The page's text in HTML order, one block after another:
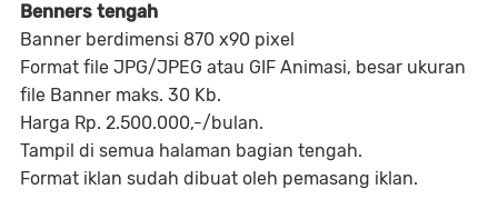
Benners tengah
Banner berdimensi 870 x90 pixel
Format file JPG/JPEG atau GIF Animasi, besar ukuran
file Banner maks. 30 Kb.
Harga Rp. 2.500.000,-/bulan.
Tampil di semua halaman bagian tengah.
Format iklan sudah dibuat oleh pemasang iklan.